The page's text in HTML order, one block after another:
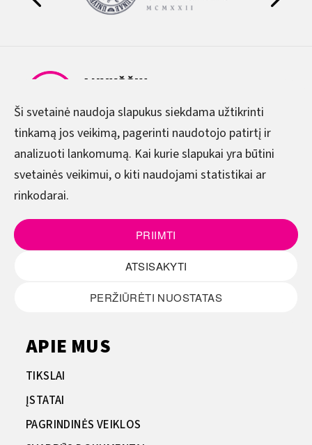
Ši svetainė naudoja slapukus siekdama užtikrinti
tinkamą jos veikimą, pagerinti naudotojo patirtį ir
analizuoti lankomumą. Kai kurie slapukai yra būtini
svetainės veikimui, o kiti naudojami statistikai ar
rinkodarai.
PRIIMTI
ATSISAKYTI
PERŽIŪRĖTI NUOSTATAS
Viešoji įstaiga Anykščių menų
inkubatorius-menų studija
Adresas: J. Biliūno g. 53, 29110 Anykščiai
Įmonės kodas: 302054537
PVM mokėtojo kodas: LT100019286814
+370 381 20 190
info@menuinkubatorius.lt
APIE MUS
TIKSLAI
ĮSTATAI
PAGRINDINĖS VEIKLOS